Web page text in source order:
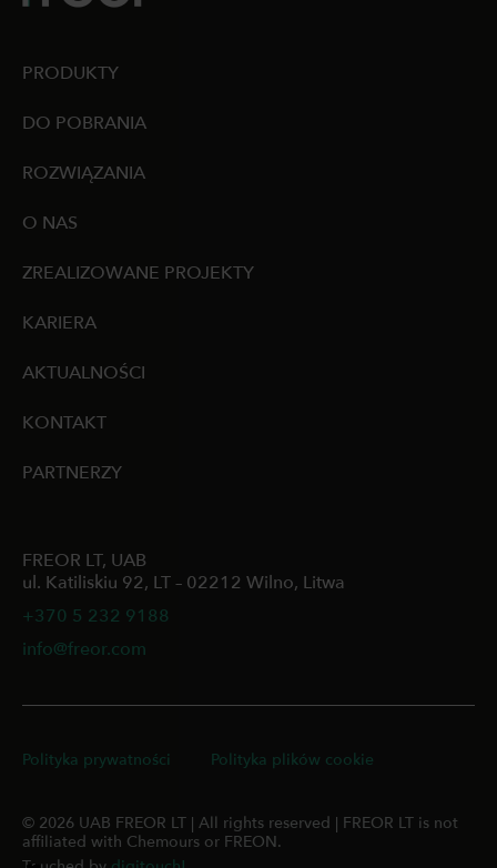
FREOR LT, UAB
ul. Katiliskiu 92, LT – 02212 Wilno, Litwa
+370 5 232 9188
info@freor.com
PRODUKTY
DO POBRANIA
ROZWIĄZANIA
O NAS
ZREALIZOWANE PROJEKTY
KARIERA
AKTUALNOŚCI
KONTAKT
PARTNERZY
© 2026 UAB FREOR LT | All rights reserved | FREOR LT is not
affiliated with Chemours or FREON.
Polityka prywatności Polityka plików cookie